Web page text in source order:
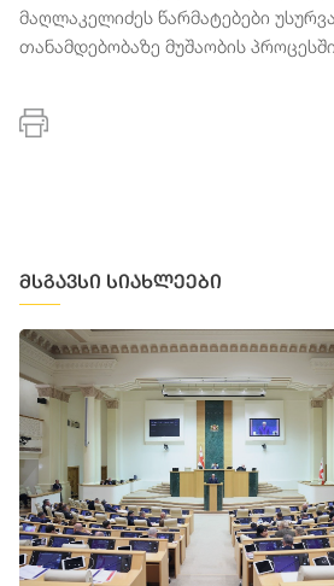
მაღლაკელიძეს წარმატებები
თანამდებობაზე მუშაობის პროცესში.
მსგავსი სიახლეები